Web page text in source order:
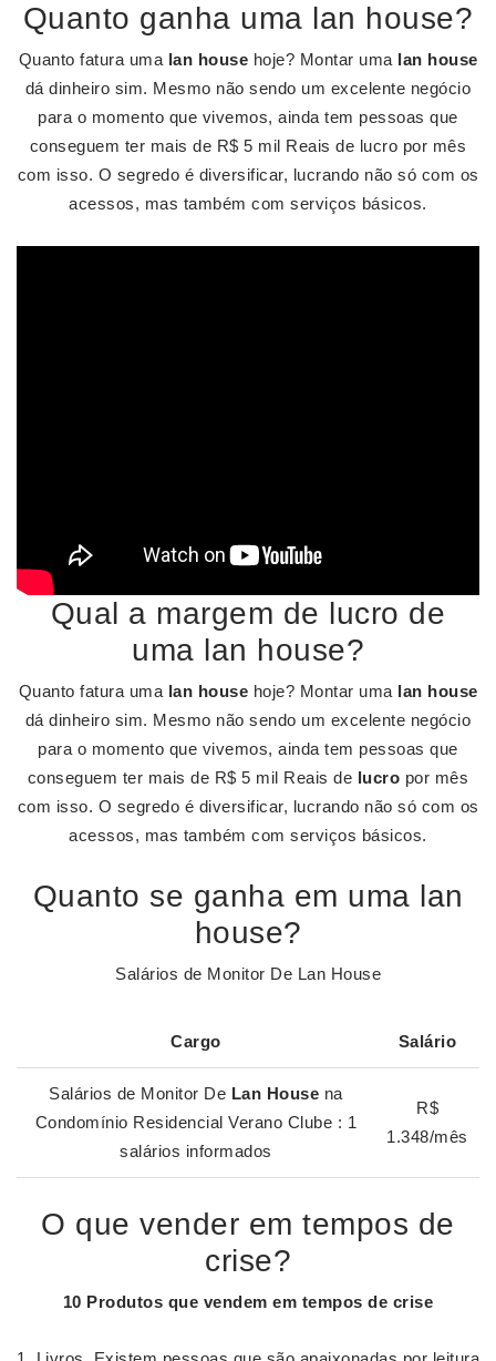
Quanto ganha uma lan house?
Quanto fatura uma lan house hoje? Montar uma lan house
dá dinheiro sim. Mesmo não sendo um excelente negócio
para o momento que vivemos, ainda tem pessoas que
conseguem ter mais de R$ 5 mil Reais de lucro por mês
com isso. O segredo é diversificar, lucrando não só com os
acessos, mas também com serviços básicos.
Qual a margem de lucro de
uma lan house?
Quanto fatura uma lan house hoje? Montar uma lan house
dá dinheiro sim. Mesmo não sendo um excelente negócio
para o momento que vivemos, ainda tem pessoas que
conseguem ter mais de R$ 5 mil Reais de lucro por mês
com isso. O segredo é diversificar, lucrando não só com os
acessos, mas também com serviços básicos.
Quanto se ganha em uma lan
house?
Salários de Monitor De Lan House
Cargo Salário
Salários de Monitor De Lan House na
Condomínio Residencial Verano Clube : 1
salários informados
R$
1.348/mês
O que vender em tempos de
crise?
10 Produtos que vendem em tempos de crise